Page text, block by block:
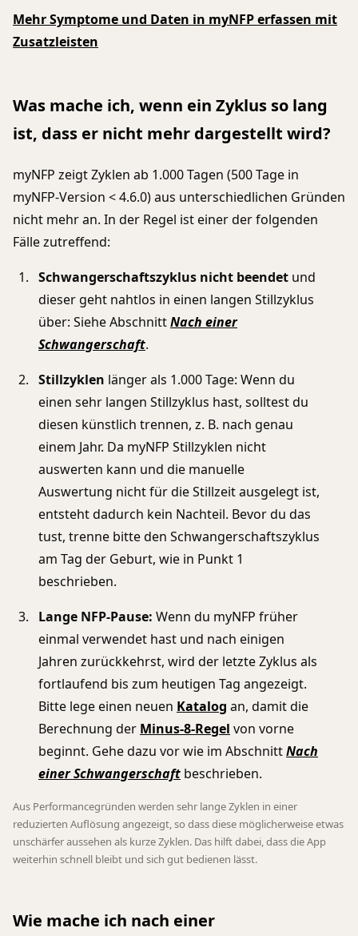
Mehr Symptome und Daten in myNFP erfassen mit
Zusatzleisten
Was mache ich, wenn ein Zyklus so lang
ist, dass er nicht mehr dargestellt wird?
myNFP zeigt Zyklen ab 1.000 Tagen (500 Tage in
myNFP-Version < 4.6.0) aus unterschiedlichen Gründen
nicht mehr an. In der Regel ist einer der folgenden
Fälle zutreffend:
Schwangerschaftszyklus nicht beendet und
dieser geht nahtlos in einen langen Stillzyklus
über: Siehe AbschnittNach einer
Schwangerschaft.
Stillzyklen länger als 1.000 Tage: Wenn du
einen sehr langen Stillzyklus hast, solltest du
diesen künstlich trennen, z. B. nach genau
einem Jahr. Da myNFP Stillzyklen nicht
auswerten kann und die manuelle
Auswertung nicht für die Stillzeit ausgelegt ist,
entsteht dadurch kein Nachteil. Bevor du das
tust, trenne bitte den Schwangerschaftszyklus
am Tag der Geburt, wie in Punkt 1
beschrieben.
Lange NFP-Pause: Wenn du myNFP früher
einmal verwendet hast und nach einigen
Jahren zurückkehrst, wird der letzte Zyklus als
fortlaufend bis zum heutigen Tag angezeigt.
Bitte lege einen neuen Katalog an, damit die
Berechnung der Minus-8-Regel von vorne
beginnt. Gehe dazu vor wie im AbschnittNach
einer Schwangerschaft beschrieben.
Aus Performancegründen werden sehr lange Zyklen in einer
reduzierten Auflösung angezeigt, so dass diese möglicherweise etwas
unschärfer aussehen als kurze Zyklen. Das hilft dabei, dass die App
weiterhin schnell bleibt und sich gut bedienen lässt.
Wie mache ich nach einer